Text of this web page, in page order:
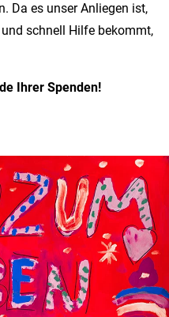
Da es unser Anliegen ist,
schnell Hilfe bekommt,
Ihrer Spenden!